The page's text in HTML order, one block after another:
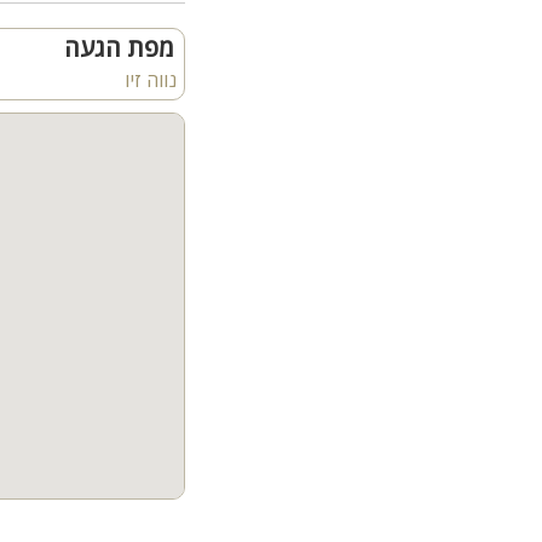
בעל רישיון עסק וביטוח
מיקום:
נווה זיו, גליל מערבי
במקום תמצאו גם
מפת הגעה
נווה זיו